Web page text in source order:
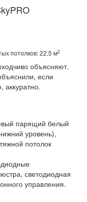
потолков: 22,5 м2
объясняют.
если
аккуратно.
парящий белый
уровень),
потолок
светодиодная
управления.